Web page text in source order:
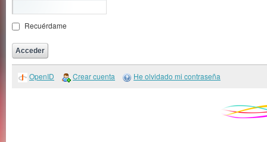
Recuérdame
OpenID Crear cuenta He olvidado mi contraseña